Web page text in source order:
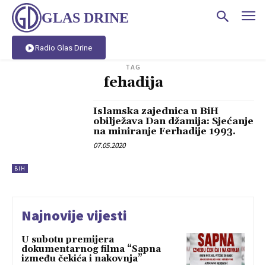
GLAS DRINE
Radio Glas Drine
TAG
fehadija
BIH
Islamska zajednica u BiH
obilježava Dan džamija: Sjećanje
na miniranje Ferhadije 1993.
07.05.2020
Najnovije vijesti
U subotu premijera
dokumentarnog filma “Sapna
između čekića i nakovnja”